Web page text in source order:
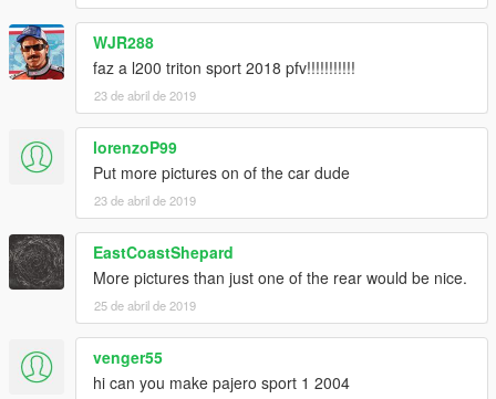
WJR288
faz a l200 triton sport 2018 pfv!!!!!!!!!!!
23 de abril de 2019
lorenzoP99
Put more pictures on of the car dude
23 de abril de 2019
EastCoastShepard
More pictures than just one of the rear would be nice.
25 de abril de 2019
venger55
hi can you make pajero sport 1 2004